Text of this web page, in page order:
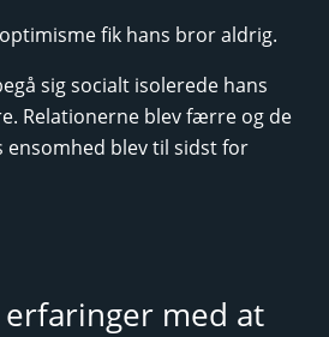
fik hans bror aldrig.
sig socialt isolerede hans
Relationerne blev færre og de
blev til sidst for
med at